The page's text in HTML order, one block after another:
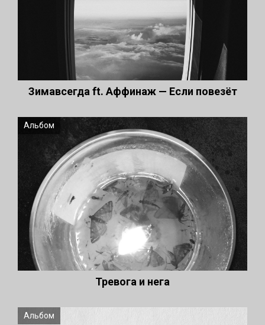
Зимавсегда ft. Аффинаж — Если повезёт
Альбом
Тревога и нега
Альбом